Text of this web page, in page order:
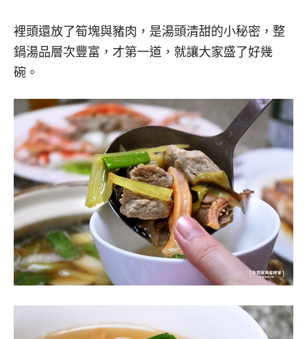
裡頭還放了筍塊與豬肉，是湯頭清甜的小秘密，整
鍋湯品層次豐富，才第一道，就讓大家盛了好幾
碗。